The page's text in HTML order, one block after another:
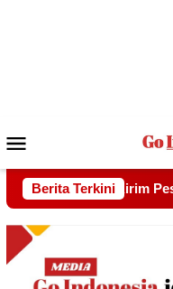
Mobile
Berita Terkini
Pelantikan